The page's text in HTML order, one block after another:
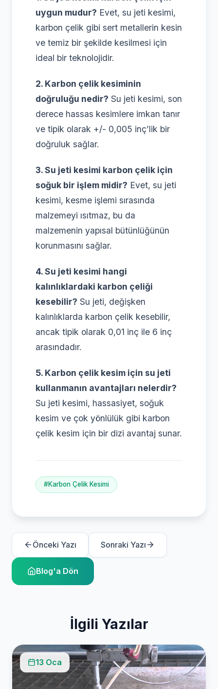
uygun mudur? Evet, su jeti kesimi,
karbon çelik gibi sert metallerin kesin
ve temiz bir şekilde kesilmesi için
ideal bir teknolojidir.
2. Karbon çelik kesiminin
doğruluğu nedir? Su jeti kesimi, son
derece hassas kesimlere imkan tanır
ve tipik olarak +/- 0,005 inç’lik bir
doğruluk sağlar.
3. Su jeti kesimi karbon çelik için
soğuk bir işlem midir? Evet, su jeti
kesimi, kesme işlemi sırasında
malzemeyi ısıtmaz, bu da
malzemenin yapısal bütünlüğünün
korunmasını sağlar.
4. Su jeti kesimi hangi
kalınlıklardaki karbon çeliği
kesebilir? Su jeti, değişken
kalınlıklarda karbon çelik kesebilir,
ancak tipik olarak 0,01 inç ile 6 inç
arasındadır.
5. Karbon çelik kesim için su jeti
kullanmanın avantajları nelerdir?
Su jeti kesimi, hassasiyet, soğuk
kesim ve çok yönlülük gibi karbon
çelik kesim için bir dizi avantaj sunar.
#Karbon Çelik Kesimi
Önceki Yazı Sonraki Yazı
Blog'a Dön
İlgili Yazılar
13 Oca